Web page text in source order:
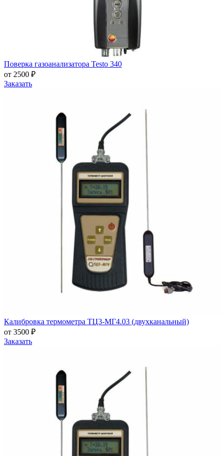
Поверка газоанализатора Testo 340
от 2500 ₽
Заказать
Калибровка термометра ТЦ3-МГ4.03 (двухканальный)
от 3500 ₽
Заказать